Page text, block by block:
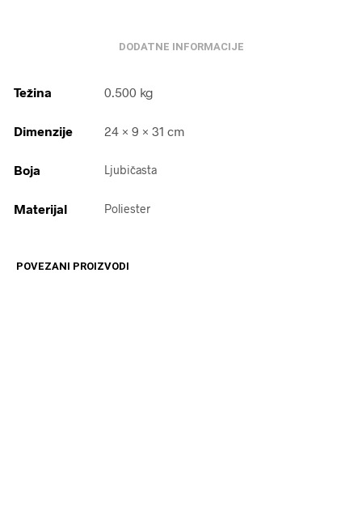
DODATNE INFORMACIJE
Težina 0.500 kg
Dimenzije 24 × 9 × 31 cm
Boja Ljubičasta
Materijal Poliester
POVEZANI PROIZVODI